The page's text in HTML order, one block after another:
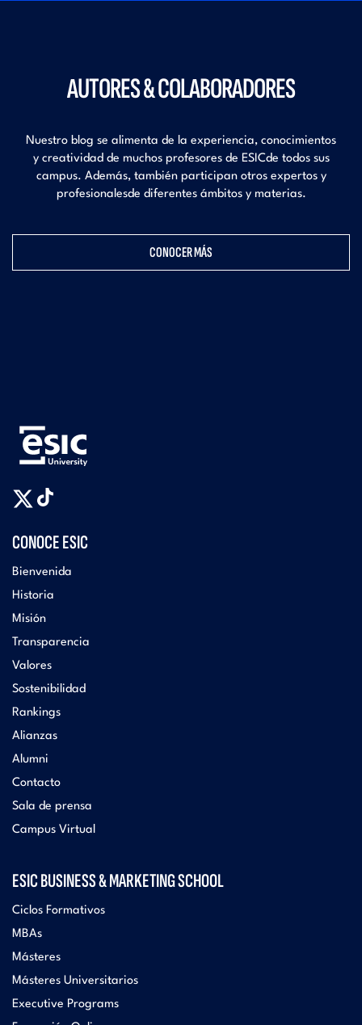
AUTORES & COLABORADORES
Nuestro blog se alimenta de la experiencia, conocimientos
y creatividad de muchos profesores de ESICde todos sus
campus. Además, también participan otros expertos y
profesionalesde diferentes ámbitos y materias.
CONOCER MÁS
CONOCE ESIC
Bienvenida
Historia
Misión
Transparencia
Valores
Sostenibilidad
Rankings
Alianzas
Alumni
Contacto
Sala de prensa
Campus Virtual
ESIC BUSINESS & MARKETING SCHOOL
Ciclos Formativos
MBAs
Másteres
Másteres Universitarios
Executive Programs